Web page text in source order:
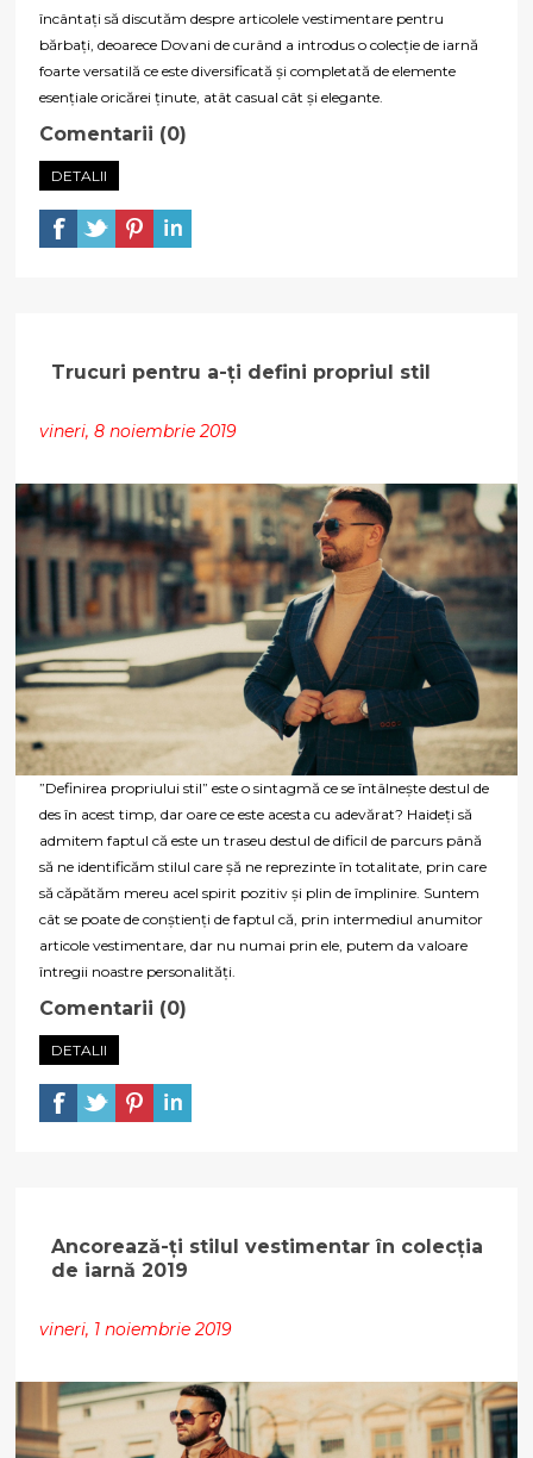
încântați să discutăm despre articolele vestimentare pentru
bărbați, deoarece Dovani de curând a introdus o colecție de iarnă
foarte versatilă ce este diversificată și completată de elemente
esențiale oricărei ținute, atât casual cât și elegante.
Comentarii (0)
DETALII
Trucuri pentru a-ți defini propriul stil
vineri, 8 noiembrie 2019
”Definirea propriului stil” este o sintagmă ce se întâlnește destul de
des în acest timp, dar oare ce este acesta cu adevărat? Haideți să
admitem faptul că este un traseu destul de dificil de parcurs până
să ne identificăm stilul care șă ne reprezinte în totalitate, prin care
să căpătăm mereu acel spirit pozitiv și plin de împlinire. Suntem
cât se poate de conștienți de faptul că, prin intermediul anumitor
articole vestimentare, dar nu numai prin ele, putem da valoare
întregii noastre personalități.
Comentarii (0)
DETALII
Ancorează-ți stilul vestimentar în colecția
de iarnă 2019
vineri, 1 noiembrie 2019